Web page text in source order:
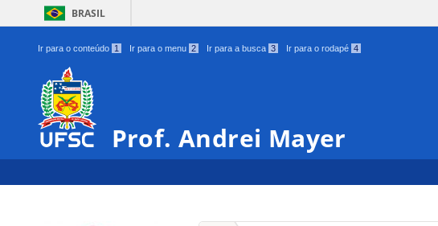
BRASIL
Ir para o conteúdo 1 Ir para o menu 2 Ir para a busca 3 Ir para o rodapé 4
Prof. Andrei Mayer